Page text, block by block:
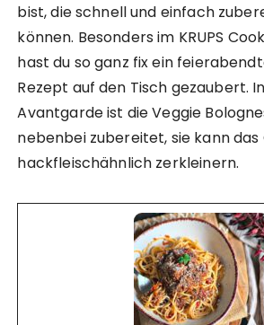
bist, die schnell und einfach
können. Besonders im KRUPS
hast du so ganz fix ein
Rezept auf den Tisch gezaubert.
Avantgarde ist die Veggie
nebenbei zubereitet, sie kann das
hackfleischähnlich zerkleinern.